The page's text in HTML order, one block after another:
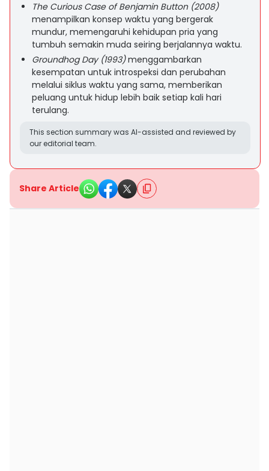
The Curious Case of Benjamin Button (2008)
menampilkan konsep waktu yang bergerak
mundur, memengaruhi kehidupan pria yang
tumbuh semakin muda seiring berjalannya waktu.
Groundhog Day (1993)menggambarkan
kesempatan untuk introspeksi dan perubahan
melalui siklus waktu yang sama, memberikan
peluang untuk hidup lebih baik setiap kali hari
terulang.
This section summary was AI-assisted and reviewed by
our editorial team.
Share Article